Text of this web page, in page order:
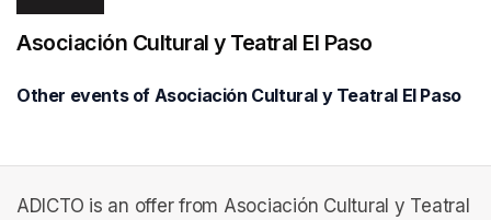
Asociación Cultural y Teatral El Paso
Other events of Asociación Cultural y Teatral El Paso
ADICTO is an offer from Asociación Cultural y Teatral